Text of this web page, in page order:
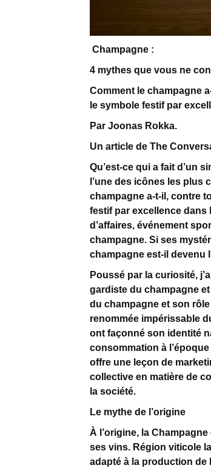
Champagne :
4 mythes que vous ne
Comment le champagne
le symbole festif par
Par Joonas Rokka.
Un article de The
Qu’est-ce qui a fait d’un
l’une des icônes les plus
champagne a-t-il, contre
festif par excellence dans
d’affaires, événement
champagne. Si ses
champagne est-il devenu
Poussé par la curiosité,
gardiste du champagne
du champagne et son
renommée impérissable
ont façonné son identité
consommation à
offre une leçon de
collective en matière de
la société.
Le mythe de l’origine
À l’origine, la
ses vins. Région viticole
adapté à la production